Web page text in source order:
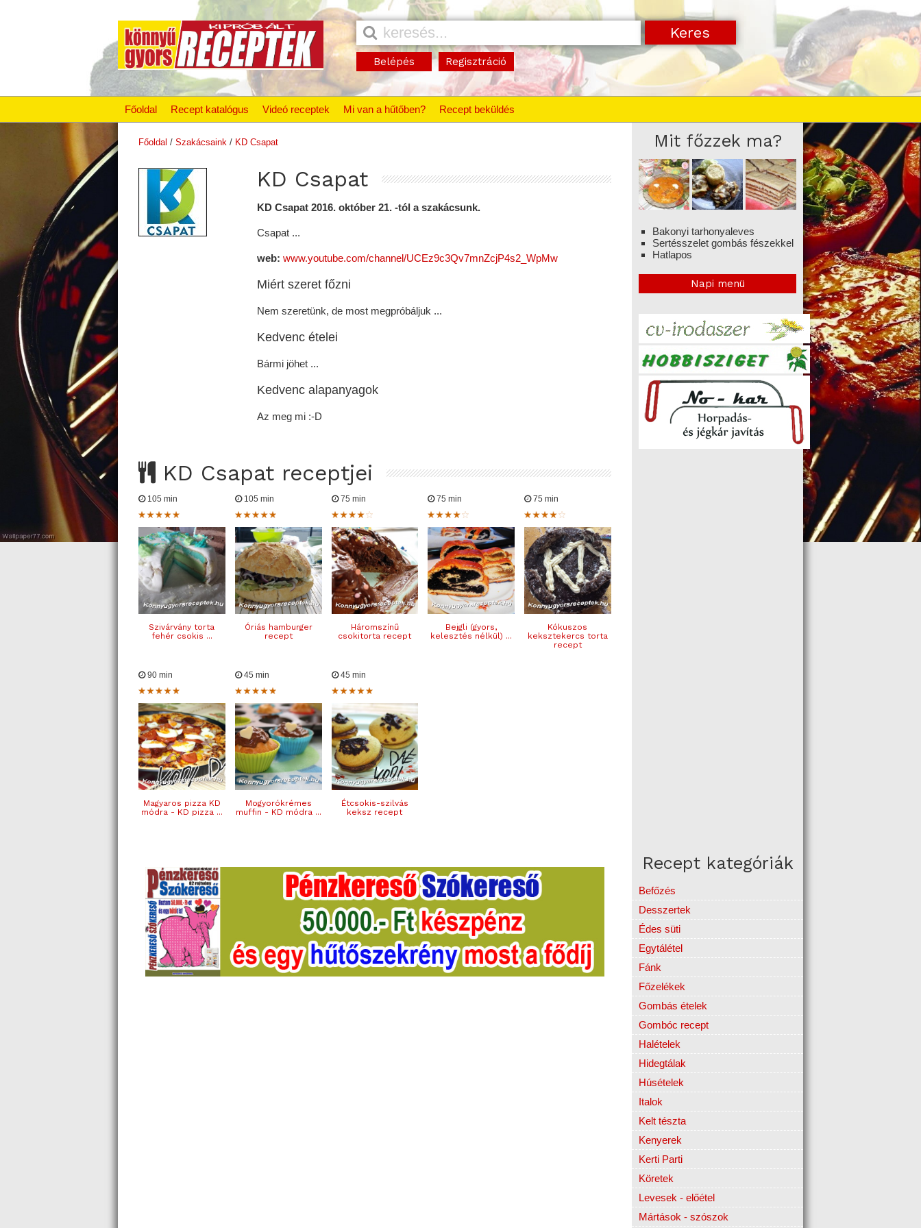
Belépés Regisztráció
Főoldal Recept katalógus Videó receptek Mi van a hűtőben? Recept beküldés
Főoldal / Szakácsaink / KD Csapat
KD Csapat
KD Csapat 2016. október 21. -tól a szakácsunk.
Csapat ...
web: www.youtube.com/channel/UCEz9c3Qv7mnZcjP4s2_WpMw
Miért szeret főzni
Nem szeretünk, de most megpróbáljuk ...
Kedvenc ételei
Bármi jöhet ...
Kedvenc alapanyagok
Az meg mi :-D
KD Csapat receptjei
105 min
Szivárvány torta
fehér csokis ...
105 min
Óriás hamburger
recept
75 min
Háromszínű
csokitorta recept
75 min
Bejgli (gyors,
kelesztés nélkül) ...
75 min
Kókuszos
keksztekercs torta
recept
90 min
Magyaros pizza KD
módra - KD pizza ...
45 min
Mogyorókrémes
muffin - KD módra ...
45 min
Étcsokis-szilvás
keksz recept
Mit főzzek ma?
Bakonyi tarhonyaleves
Sertésszelet gombás fészekkel
Hatlapos
Napi menü
Recept kategóriák
Befőzés
Desszertek
Édes süti
Egytálétel
Fánk
Főzelékek
Gombás ételek
Gombóc recept
Halételek
Hidegtálak
Húsételek
Italok
Kelt tészta
Kenyerek
Kerti Parti
Köretek
Levesek - előétel
Mártások - szószok